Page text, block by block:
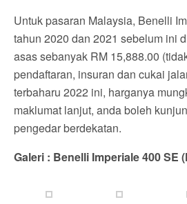
Untuk pasaran Malaysia, Benelli
tahun 2020 dan 2021 sebelum ini
asas sebanyak RM 15,888.00
pendaftaran, insuran dan cukai
terbaharu 2022 ini, harganya
maklumat lanjut, anda boleh
pengedar berdekatan.
Galeri : Benelli Imperiale 400 SE